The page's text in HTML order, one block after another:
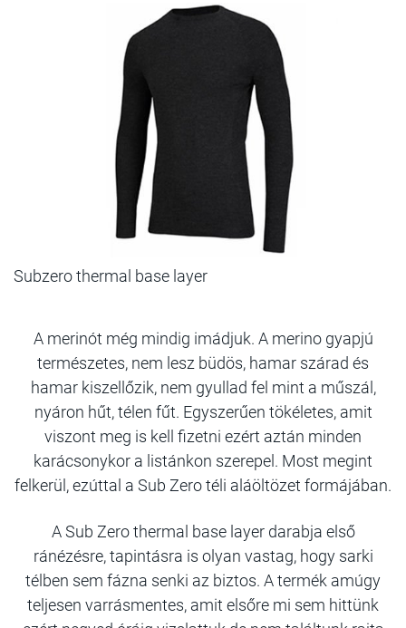
Subzero thermal base layer
A merinót még mindig imádjuk. A merino gyapjú
természetes, nem lesz büdös, hamar szárad és
hamar kiszellőzik, nem gyullad fel mint a műszál,
nyáron hűt, télen fűt. Egyszerűen tökéletes, amit
viszont meg is kell fizetni ezért aztán minden
karácsonykor a listánkon szerepel. Most megint
felkerül, ezúttal a Sub Zero téli aláöltözet formájában.
A Sub Zero thermal base layer darabja első
ránézésre, tapintásra is olyan vastag, hogy sarki
télben sem fázna senki az biztos. A termék amúgy
teljesen varrásmentes, amit elsőre mi sem hittünk